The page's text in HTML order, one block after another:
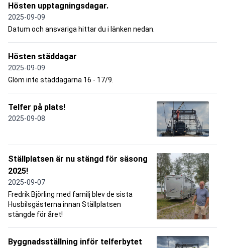
Hösten upptagningsdagar.
2025-09-09
Datum och ansvariga hittar du i länken nedan.
Hösten städdagar
2025-09-09
Glöm inte städdagarna 16 - 17/9.
Telfer på plats!
2025-09-08
Ställplatsen är nu stängd för säsong
2025!
2025-09-07
Fredrik Björling med familj blev de sista
Husbilsgästerna innan Ställplatsen
stängde för året!
Byggnadsställning inför telferbytet